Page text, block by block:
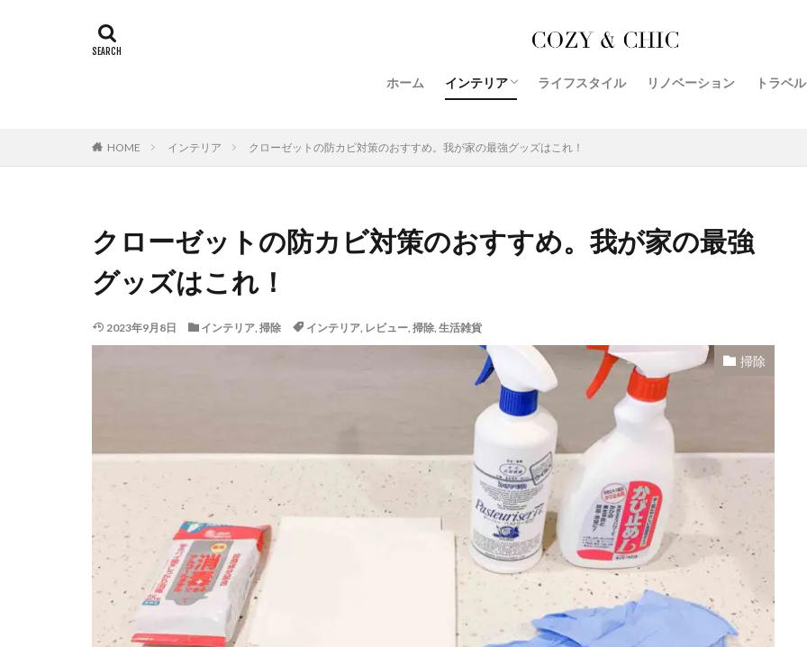
ホーム インテリア ライフスタイル リノベーション トラベル
HOME インテリア クローゼットの防カビ対策のおすすめ。我が家の最強グッズはこれ！
クローゼットの防カビ対策のおすすめ。我が家の最強
グッズはこれ！
2023年9月8日 インテリア, 掃除 インテリア, レビュー, 掃除, 生活雑貨
掃除
トイレ ダイエット